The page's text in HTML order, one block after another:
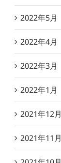
2022年5月
2022年4月
2022年3月
2022年1月
2021年12月
2021年11月